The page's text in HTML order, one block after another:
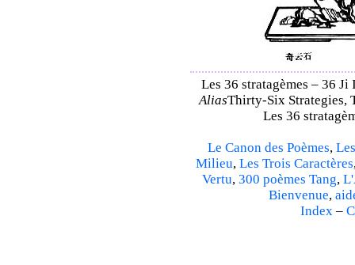
Les 36 stratagèmes – 36
AliasThirty-Six Strategies,
Les 36
Le Canon des Poèmes,
Milieu, Les Trois Caractères
Vertu, 300 poèmes Tang,
Bienvenue,
Index–